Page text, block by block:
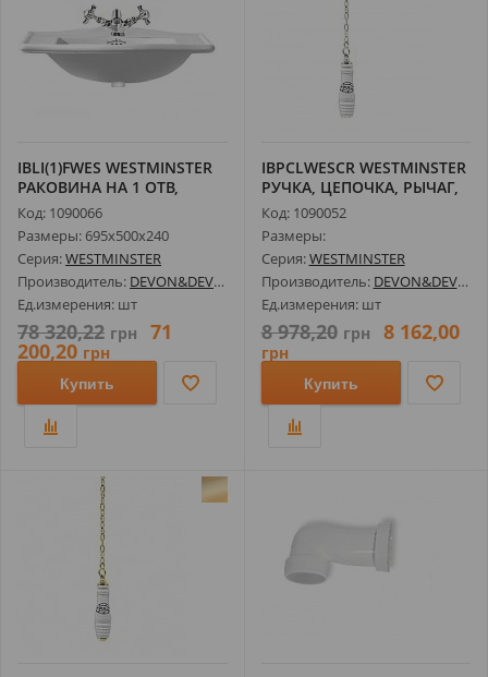
IBLI(1)FWES WESTMINSTER
РАКОВИНА НА 1 ОТВ,
695Х500ММ...
Код: 1090066
Размеры: 695х500х240
Серия:WESTMINSTER
Производитель: DEVON&DEVON
Ед.измерения: шт
78 320,22 грн 71
200,20 грн
Купить
IBPCLWESCR WESTMINSTER
РУЧКА, ЦЕПОЧКА, РЫЧАГ,
ХРОМ
Код: 1090052
Размеры:
Серия:WESTMINSTER
Производитель: DEVON&DEVON
Ед.измерения: шт
8 978,20 грн 8 162,00
грн
Купить